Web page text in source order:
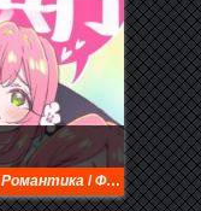
Романтика /Фэнтези /